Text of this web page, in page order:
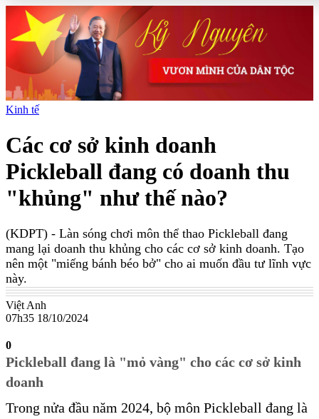
Kinh tế
Các cơ sở kinh doanh
Pickleball đang có doanh thu
"khủng" như thế nào?
(KDPT) - Làn sóng chơi môn thể thao Pickleball đang
mang lại doanh thu khủng cho các cơ sở kinh doanh. Tạo
nên một "miếng bánh béo bở" cho ai muốn đầu tư lĩnh vực
này.
Việt Anh
07h35 18/10/2024
0
Pickleball đang là "mỏ vàng" cho các cơ sở kinh
doanh
Trong nửa đầu năm 2024, bộ môn Pickleball đang là